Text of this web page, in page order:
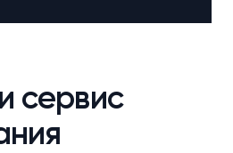
сервис